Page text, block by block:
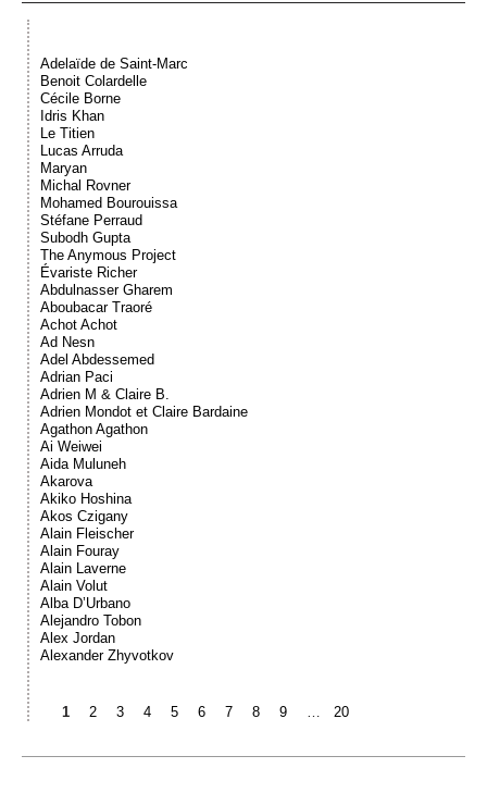
Adelaïde de Saint-Marc
Benoit Colardelle
Cécile Borne
Idris Khan
Le Titien
Lucas Arruda
Maryan
Michal Rovner
Mohamed Bourouissa
Stéfane Perraud
Subodh Gupta
The Anymous Project
Évariste Richer
Abdulnasser Gharem
Aboubacar Traoré
Achot Achot
Ad Nesn
Adel Abdessemed
Adrian Paci
Adrien M & Claire B.
Adrien Mondot et Claire Bardaine
Agathon Agathon
Ai Weiwei
Aida Muluneh
Akarova
Akiko Hoshina
Akos Czigany
Alain Fleischer
Alain Fouray
Alain Laverne
Alain Volut
Alba D’Urbano
Alejandro Tobon
Alex Jordan
Alexander Zhyvotkov
1 2 3 4 5 6 7 8 9 … 20